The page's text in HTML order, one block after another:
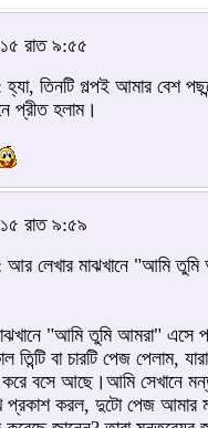
রাত ৯:৫৫
তিনটি গল্পই আমার বেশ
প্রীত হলাম।
রাত ৯:৫৯
আর লেখার মাঝখানে "আমি
"আমি তুমি আমরা" এসে
বা চারটি পেজ পেলাম,
করে বসে আছে।আমি সেখানে
প্রকাশ করল, দুটো পেজ আমার